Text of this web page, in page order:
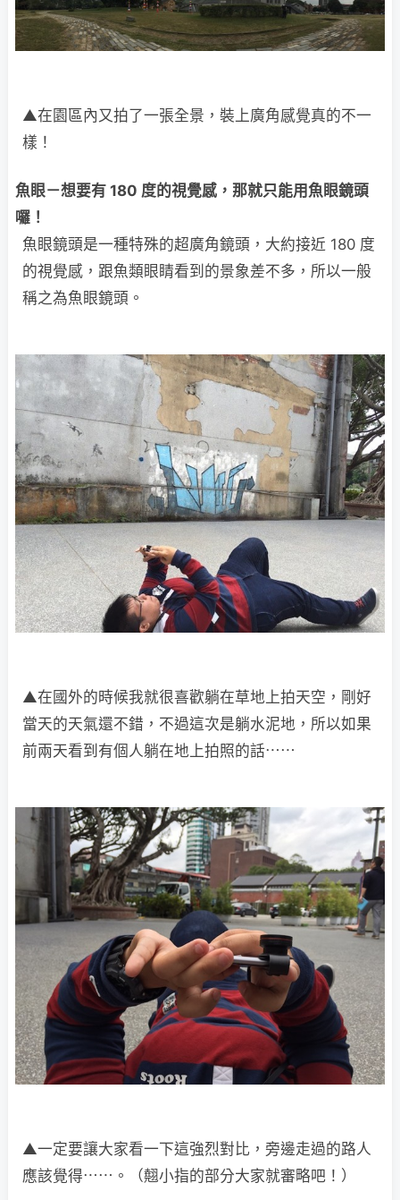
▲在園區內又拍了一張全景，裝上廣角感覺真的不一
樣！
魚眼－想要有 180 度的視覺感，那就只能用魚眼鏡頭
囉！
魚眼鏡頭是一種特殊的超廣角鏡頭，大約接近 180 度
的視覺感，跟魚類眼睛看到的景象差不多，所以一般
稱之為魚眼鏡頭。
▲在國外的時候我就很喜歡躺在草地上拍天空，剛好
當天的天氣還不錯，不過這次是躺水泥地，所以如果
前兩天看到有個人躺在地上拍照的話⋯⋯
▲一定要讓大家看一下這強烈對比，旁邊走過的路人
應該覺得⋯⋯。（翹小指的部分大家就審略吧！）